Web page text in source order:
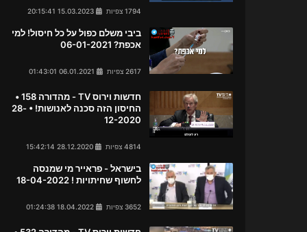
1794 צפיות
ביבי משלם כפול על כל חיסול! למי
אכפת? 06-01-2021
2617 צפיות
חדשות וירוס TV - מהדורה 158 •
החיסון הזה סכנה לאנושות! • 28-
12-2020
4814 צפיות
בישראל - פראייר מי שמנסה
לחשוף שחיתויות ! 18-04-2022
3652 צפיות